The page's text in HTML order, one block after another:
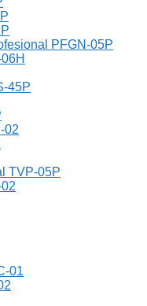
PFGN-05P
45P
02
TVP-05P
01